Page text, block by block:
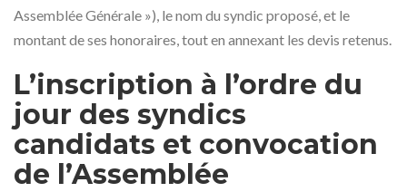
Assemblée Générale »), le nom du syndic proposé, et le
montant de ses honoraires, tout en annexant les devis retenus.
L’inscription à l’ordre du
jour des syndics
candidats et convocation
de l’Assemblée